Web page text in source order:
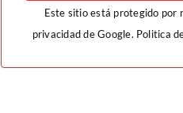
Este sitio está protegido por
privacidad de Google. Politica